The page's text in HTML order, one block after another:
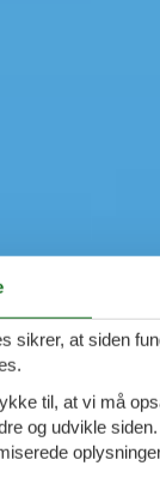
sikrer, at siden
til, at vi må
og udvikle